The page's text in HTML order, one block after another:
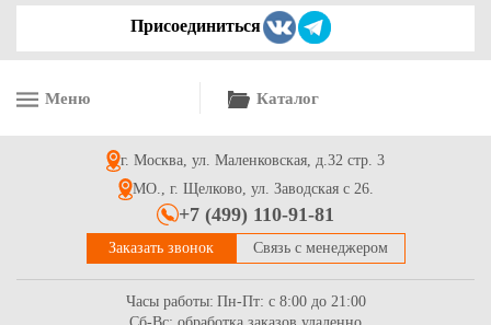
Упаковка для пирожных 225*225*85мм с круговым окном,
Присоединиться
Меню Каталог
г. Москва, ул. Маленковская, д.32 стр. 3
МО., г. Щелково, ул. Заводская с 26.
+7 (499) 110-91-81
Заказать звонок Связь с менеджером
Часы работы: Пн-Пт: с 8:00 до 21:00